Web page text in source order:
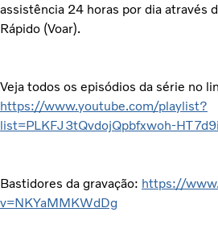
assistência 24 horas por dia através
Rápido (Voar).
Veja todos os episódios da série no
https://www.youtube.com/playlist?
list=PLKFJ3tQvdojQpbfxwoh-
Bastidores da gravação: https://
v=NKYaMMKWdDg